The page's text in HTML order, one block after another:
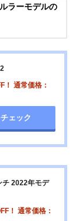
ラーモデルの
！ 通常価格：
ェック
2022年モデ
！ 通常価格：